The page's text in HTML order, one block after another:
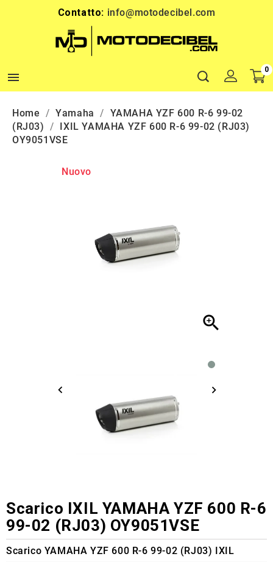
Contatto: info@motodecibel.com

0
Home Yamaha
YAMAHA YZF 600 R-6 99-02
(RJ03)
IXIL YAMAHA YZF 600 R-6 99-02 (RJ03)
OY9051VSE
Nuovo

Scarico IXIL YAMAHA YZF 600 R-6
99-02 (RJ03) OY9051VSE
Scarico YAMAHA YZF 600 R-6 99-02 (RJ03) IXIL